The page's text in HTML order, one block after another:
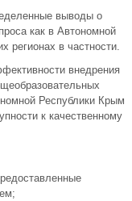
выводы о
как в Автономной
регионах в частности.
внедрения
Республики Крым
к качественному